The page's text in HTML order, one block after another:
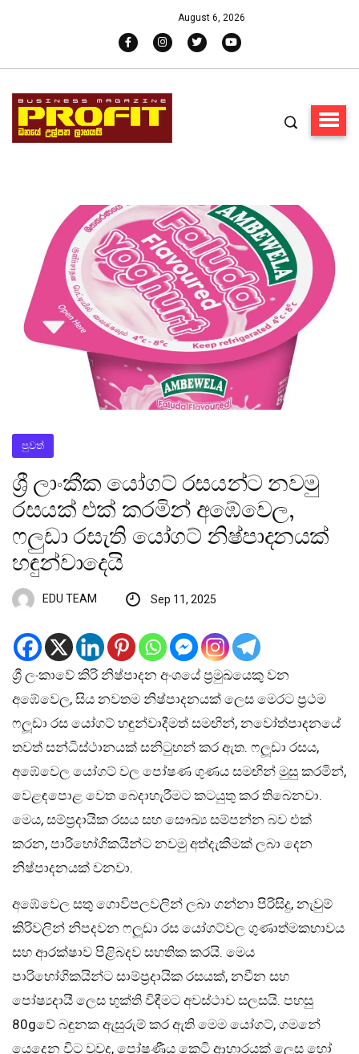
August 6, 2026
පුවත්
ශ්‍රී ලාංකීක යෝගට් රසයන්ට නවමු
රසයක් එක් කරමින් අඹේවෙල,
ෆලුඩා රසැති යෝගට් නිෂ්පාදනයක්
හඳුන්වාදෙයි
EDU TEAM Sep 11, 2025
ශ්‍රී ලංකාවේ කිරි නිෂ්පාදන අංශයේ ප්‍රමුඛයෙකු වන
අඹේවෙල, සිය නවතම නිෂ්පාදනයක් ලෙස මෙරට ප්‍රථම
ෆලූඩා රස යෝගට් හඳුන්වාදීමත් සමඟින්, නවෝත්පාදනයේ
තවත් සන්ධිස්ථානයක් සනිටුහන් කර ඇත. ෆලූඩා රසය,
අඹේවෙල යෝගට් වල පෝෂණ ගුණය සමඟින් මුසු කරමින්,
වෙළඳපොළ වෙත බෙදාහැරීමට කටයුතු කර තිබෙනවා.
මෙය, සම්ප්‍රදායික රසය සහ සෞඛ්‍ය සම්පන්න බව එක්
කරන, පාරිභෝගිකයින්ට නවමු අත්දැකීමක් ලබා දෙන
නිෂ්පාදනයක් වනවා.
අඹේවෙල සතු ගොවිපලවලින් ලබා ගන්නා පිරිසිදු, නැවුම්
කිරිවලින් නිපදවන ෆලූඩා රස යෝගට්වල ගුණාත්මකභාවය
සහ ආරක්ෂාව පිළිබදව සහතික කරයි. මෙය
පාරිභෝගිකයින්ට සාම්ප්‍රදායික රසයක්, නවීන සහ
පෝෂ්‍යදායී ලෙස භුක්ති විඳීමට අවස්ථාව සලසයි. පහසු
80gවේ බඳුනක ඇසුරුම් කර ඇති මෙම යෝගට්, ගමනේ
යෙදෙන විට වුවද, පෝෂණීය කෙටි ආහාරයක් ලෙස හෝ